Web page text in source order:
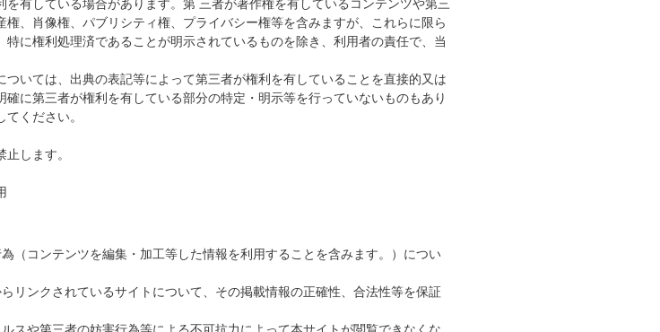
有している場合があります。第 三者が著作権を有しているコンテンツや第三
、肖像権、パブリシティ権、プライバシー権等を含みますが、これらに限ら
に権利処理済であることが明示されているものを除き、利用者の責任で、当
いては、出典の表記等によって第三者が権利を有していることを直接的又は
に第三者が権利を有している部分の特定・明示等を行っていないものもあり
ください。
します。
（コンテンツを編集・加工等した情報を利用することを含みます。）につい
リンクされているサイトについて、その掲載情報の正確性、合法性等を保証